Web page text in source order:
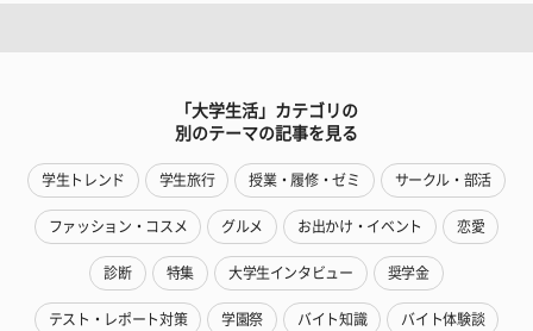
「大学生活」カテゴリの
別のテーマの記事を見る
学生トレンド 学生旅行 授業・履修・ゼミ サークル・部活
ファッション・コスメ グルメ お出かけ・イベント 恋愛
診断 特集 大学生インタビュー 奨学金
テスト・レポート対策 学園祭 バイト知識 バイト体験談